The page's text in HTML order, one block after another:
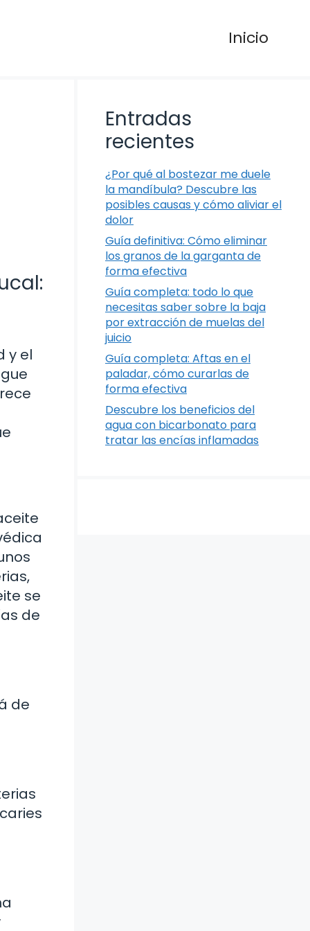
Inicio
y el
se
de
de
Entradas
recientes
¿Por qué al bostezar me duele
la mandíbula? Descubre las
posibles causas y cómo aliviar el
dolor
Guía definitiva: Cómo eliminar
los granos de la garganta de
forma efectiva
Guía completa: todo lo que
necesitas saber sobre la baja
por extracción de muelas del
juicio
Guía completa: Aftas en el
paladar, cómo curarlas de
forma efectiva
Descubre los beneficios del
agua con bicarbonato para
tratar las encías inflamadas